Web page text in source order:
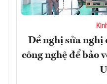
Đề nghị sửa nghị
công nghệ để bảo